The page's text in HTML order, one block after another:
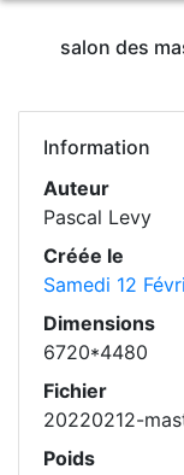
salon des
Information
Auteur
Pascal Levy
Créée le
Samedi 12
Dimensions
6720*4480
Fichier
20220212-
Poids